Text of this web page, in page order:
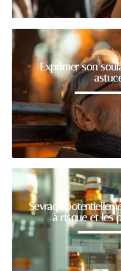
Exprimer son
Sevrage
à risque et les